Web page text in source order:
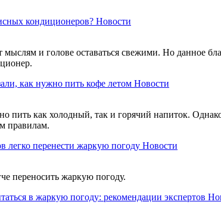
кондиционеров? Новости
и голове оставаться свежими. Но данное
как нужно пить кофе летом Новости
как холодный, так и горячий напиток.
правилам.
легко перенести жаркую погоду Новости
переносить жаркую погоду.
в жаркую погоду: рекомендации экспертов